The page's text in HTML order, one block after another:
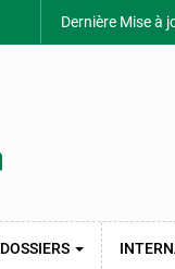
Dernière Mise à
DOSSIERS